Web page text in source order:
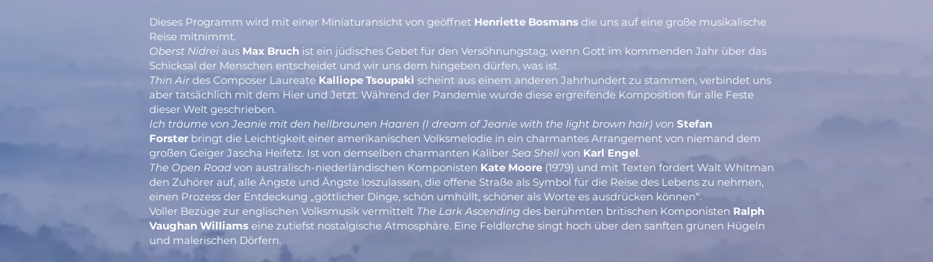
Dieses Programm wird mit einer Miniaturansicht von geöffnet Henriette Bosmans die uns auf eine große musikalische
Reise mitnimmt.
Oberst Nidrei aus Max Bruch ist ein jüdisches Gebet für den Versöhnungstag; wenn Gott im kommenden Jahr über das
Schicksal der Menschen entscheidet und wir uns dem hingeben dürfen, was ist.
Thin Air des Composer Laureate Kalliope Tsoupaki scheint aus einem anderen Jahrhundert zu stammen, verbindet uns
aber tatsächlich mit dem Hier und Jetzt. Während der Pandemie wurde diese ergreifende Komposition für alle Feste
dieser Welt geschrieben.
Ich träume von Jeanie mit den hellbraunen Haaren (I dream of Jeanie with the light brown hair) von Stefan
Forster bringt die Leichtigkeit einer amerikanischen Volksmelodie in ein charmantes Arrangement von niemand dem
großen Geiger Jascha Heifetz. Ist von demselben charmanten Kaliber Sea Shell von Karl Engel.
The Open Road von australisch-niederländischen Komponisten Kate Moore (1979) und mit Texten fordert Walt Whitman
den Zuhörer auf, alle Ängste und Ängste loszulassen, die offene Straße als Symbol für die Reise des Lebens zu nehmen,
einen Prozess der Entdeckung „göttlicher Dinge, schön umhüllt, schöner als Worte es ausdrücken können“.
Voller Bezüge zur englischen Volksmusik vermittelt The Lark Ascending des berühmten britischen Komponisten Ralph
Vaughan Williams eine zutiefst nostalgische Atmosphäre. Eine Feldlerche singt hoch über den sanften grünen Hügeln
und malerischen Dörfern.